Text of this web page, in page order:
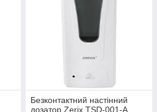
Безконтактний настінний
дозатор Zerix TSD-001-A,